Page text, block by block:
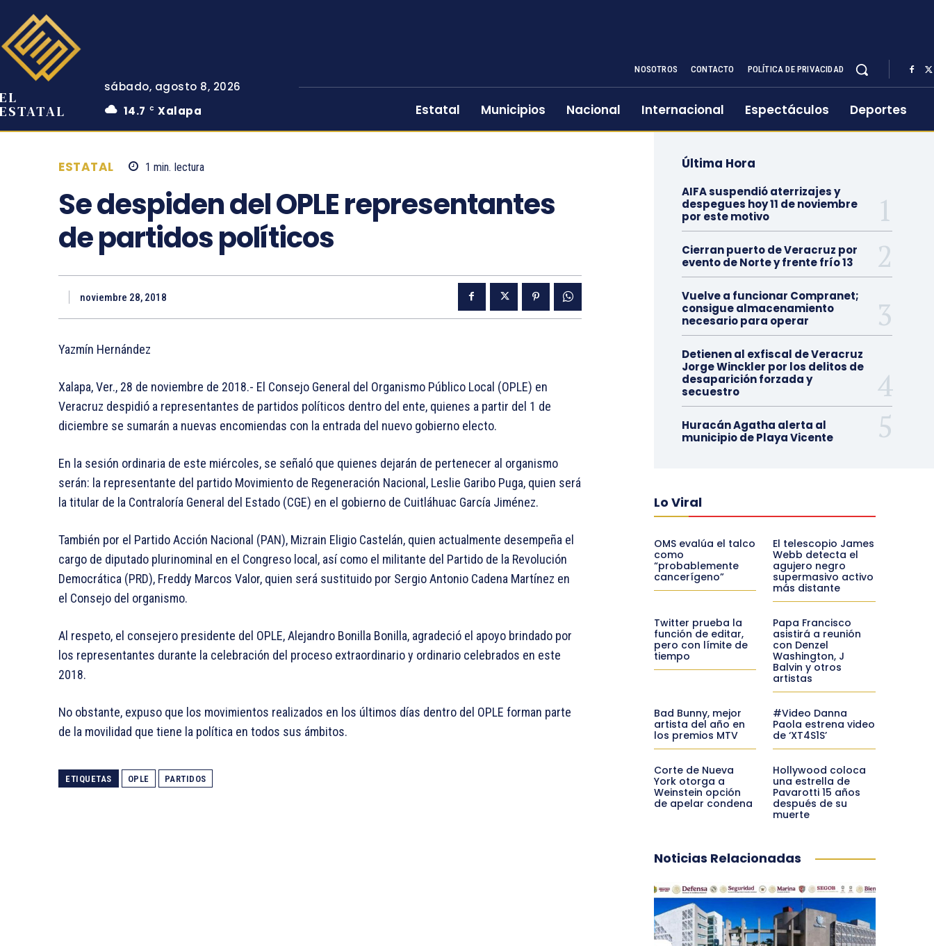
EL
ESTATAL
sábado, agosto 8, 2026
14.7
C Xalapa
NOSOTROS CONTACTO POLÍTICA DE PRIVACIDAD
Estatal Municipios Nacional Internacional Espectáculos Deportes
ESTATAL 1 min. lectura
Se despiden del OPLE representantes
de partidos políticos
noviembre 28, 2018
Yazmín Hernández
Xalapa, Ver., 28 de noviembre de 2018.- El Consejo General del Organismo Público Local (OPLE) en
Veracruz despidió a representantes de partidos políticos dentro del ente, quienes a partir del 1 de
diciembre se sumarán a nuevas encomiendas con la entrada del nuevo gobierno electo.
En la sesión ordinaria de este miércoles, se señaló que quienes dejarán de pertenecer al organismo
serán: la representante del partido Movimiento de Regeneración Nacional, Leslie Garibo Puga, quien será
la titular de la Contraloría General del Estado (CGE) en el gobierno de Cuitláhuac García Jiménez.
También por el Partido Acción Nacional (PAN), Mizrain Eligio Castelán, quien actualmente desempeña el
cargo de diputado plurinominal en el Congreso local, así como el militante del Partido de la Revolución
Democrática (PRD), Freddy Marcos Valor, quien será sustituido por Sergio Antonio Cadena Martínez en
el Consejo del organismo.
Al respeto, el consejero presidente del OPLE, Alejandro Bonilla Bonilla, agradeció el apoyo brindado por
los representantes durante la celebración del proceso extraordinario y ordinario celebrados en este
2018.
No obstante, expuso que los movimientos realizados en los últimos días dentro del OPLE forman parte
de la movilidad que tiene la política en todos sus ámbitos.
ETIQUETAS OPLE PARTIDOS
Última Hora
AIFA suspendió aterrizajes y
despegues hoy 11 de noviembre
por este motivo
Cierran puerto de Veracruz por
evento de Norte y frente frío 13
Vuelve a funcionar Compranet;
consigue almacenamiento
necesario para operar
Detienen al exfiscal de Veracruz
Jorge Winckler por los delitos de
desaparición forzada y
secuestro
Huracán Agatha alerta al
municipio de Playa Vicente
Lo Viral
OMS evalúa el talco
como
“probablemente
cancerígeno”
El telescopio James
Webb detecta el
agujero negro
supermasivo activo
más distante
Twitter prueba la
función de editar,
pero con límite de
tiempo
Papa Francisco
asistirá a reunión
con Denzel
Washington, J
Balvin y otros
artistas
Bad Bunny, mejor
artista del año en
los premios MTV
#Video Danna
Paola estrena video
de ‘XT4S1S’
Corte de Nueva
York otorga a
Weinstein opción
de apelar condena
Hollywood coloca
una estrella de
Pavarotti 15 años
después de su
muerte
Noticias Relacionadas